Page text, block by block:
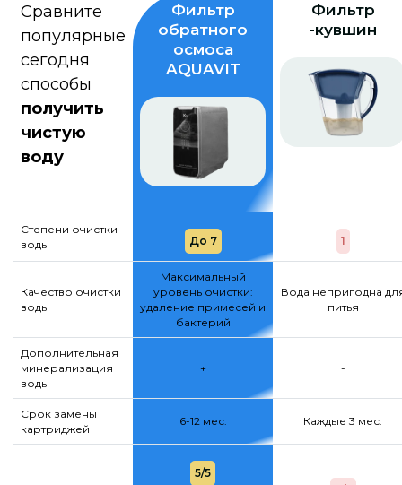
Сравните
популярные
сегодня
способы
получить
чистую
воду
Фильтр
обратного
осмоса
AQUAVIT
Фильтр
-кувшин
Степени очистки
воды
До 7 1
Качество очистки
воды
Максимальный
уровень очистки:
удаление примесей и
бактерий
Вода непригодна
питья
Дополнительная
минерализация
воды
+ -
Срок замены
картриджей
6-12 мес. Каждые 3 мес.
5/5